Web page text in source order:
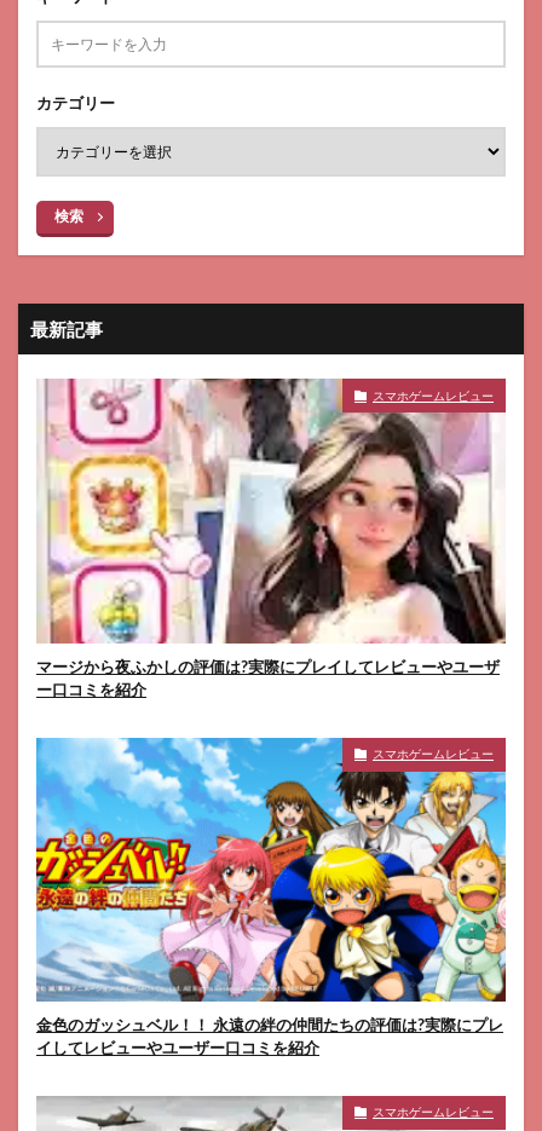
カテゴリー
検索
最新記事
スマホゲームレビュー
マージから夜ふかしの評価は?実際にプレイしてレビューやユーザ
ー口コミを紹介
スマホゲームレビュー
金色のガッシュベル！！ 永遠の絆の仲間たちの評価は?実際にプレ
イしてレビューやユーザー口コミを紹介
スマホゲームレビュー